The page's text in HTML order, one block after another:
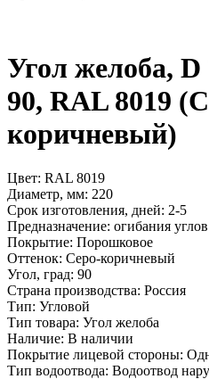
Угол желоба,
90, RAL 8019
коричневый)
Цвет: RAL 8019
Диаметр, мм: 220
Срок изготовления, дней: 2-5
Предназначение: огибания
Покрытие: Порошковое
Оттенок: Серо-коричневый
Угол, град: 90
Страна производства: Россия
Тип: Угловой
Тип товара: Угол желоба
Наличие: В наличии
Покрытие лицевой стороны:
Тип водоотвода: Водоотвод